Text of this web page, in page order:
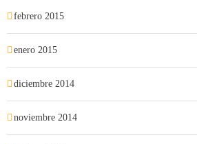
febrero 2015
enero 2015
diciembre 2014
noviembre 2014